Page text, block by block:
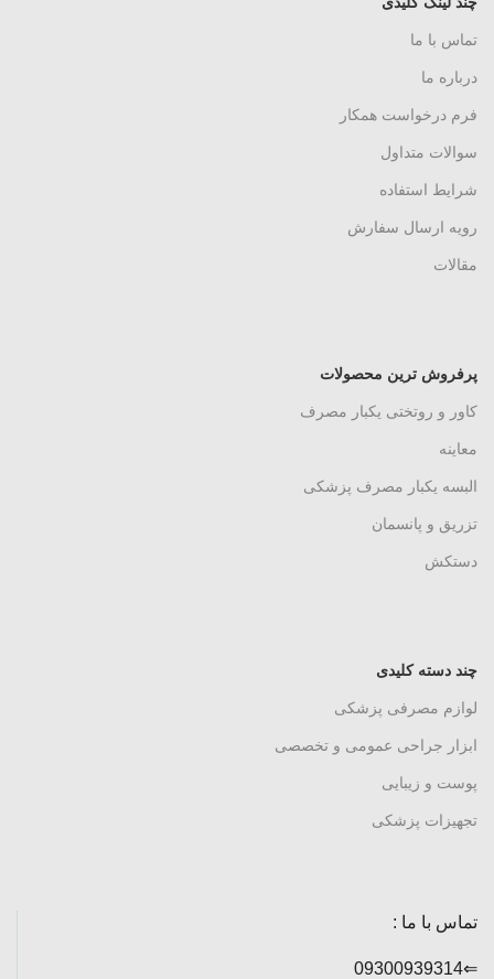
تماس با ما
درباره ما
فرم درخواست همکار
سوالات متداول
شرایط استفاده
رویه ارسال سفارش
مقالات
پرفروش ترین محصولات
کاور و روتختی یکبار مصرف
معاینه
البسه یکبار مصرف پزشکی
تزریق و پانسمان
دستکش
چند دسته کلیدی
لوازم مصرفی پزشکی
ابزار جراحی عمومی و تخصصی
پوست و زیبایی
تجهیزات پزشکی
تماس با ما :
⇐09300939314